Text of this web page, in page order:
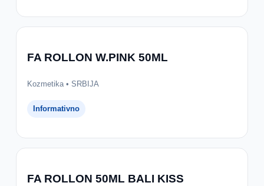
FA ROLLON W.PINK 50ML
Kozmetika • SRBIJA
Informativno
FA ROLLON 50ML BALI KISS